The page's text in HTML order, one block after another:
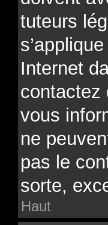
tuteurs
Internet
contactez
vous
ne
pas le
sorte,
Haut